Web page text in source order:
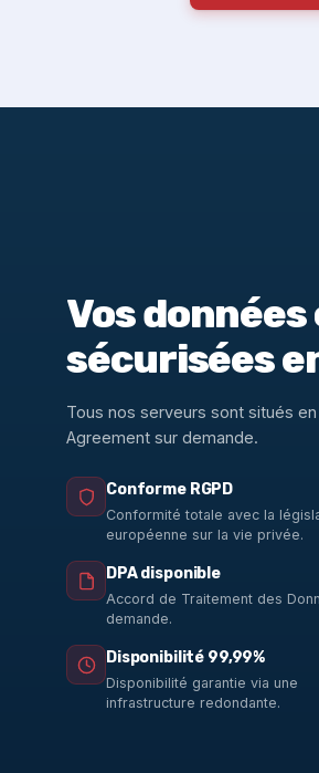
Vos
sécurisées
Tous nos serveurs sont situés
Agreement sur demande.
Conforme RGPD
Conformité totale avec la
européenne sur la vie privée.
DPA disponible
Accord de Traitement des
demande.
Disponibilité 99,99%
Disponibilité garantie via une
infrastructure redondante.